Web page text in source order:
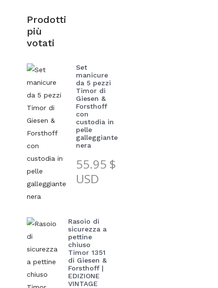
Prodotti
più
votati
Set
manicure
da 5 pezzi
Timor di
Giesen &
Forsthoff
con
custodia in
pelle
galleggiante
nera
55.95 $
USD
Rasoio di
sicurezza a
pettine
chiuso
Timor 1351
di Giesen &
Forsthoff |
EDIZIONE
VINTAGE